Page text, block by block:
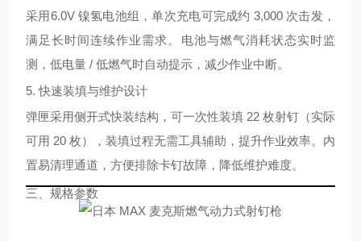
采用6.0V 镍氢电池组 ，单次充电可完成约 3,000 次击发，
满足长时间连续作业需求。电池与燃气消耗状态实时监
测，低电量 / 低燃气时自动提示，减少作业中断。
5. 快速装填与维护设计
弹匣采用侧开式快装结构 ，可一次性装填 22 枚射钉（实际
可用 20 枚），装填过程无需工具辅助，提升作业效率。内
置易清理通道，方便排除卡钉故障，降低维护难度。
三、规格参数